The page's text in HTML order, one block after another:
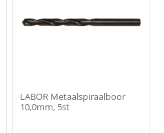
LABOR Metaalspiraalboor
10,0mm, 5st